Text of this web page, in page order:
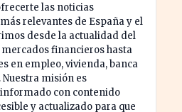
las noticias
relevantes de España y el
desde la actualidad del
mercados financieros hasta
en empleo, vivienda, banca
Nuestra misión es
con contenido
y actualizado para que